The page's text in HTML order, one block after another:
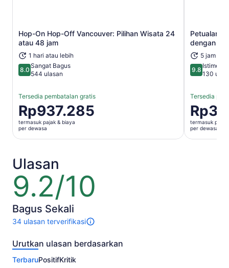
Hop-On Hop-Off Vancouver: Pilihan Wisata 24
atau 48 jam
1 hari atau lebih
8.08.0 dari 10
Sangat Bagus
544 ulasan
Tersedia pembatalan gratis
Harga
Rp937.285
per
dewasa
Rp937.285
termasuk pajak & biaya
per dewasa
Buka di tab baru
dengan
5 jam
9.89.8 dari 10
Istimewa
130
Tersedia
Harga
per
dewasa
termasuk pajak
per dewasa
Ulasan
9.2/10
9.2
dari
10
Bagus Sekali
34 ulasan terverifikasi
34
untuk
ini.
Urutkan ulasan berdasarkan
TerbaruPositifKritik